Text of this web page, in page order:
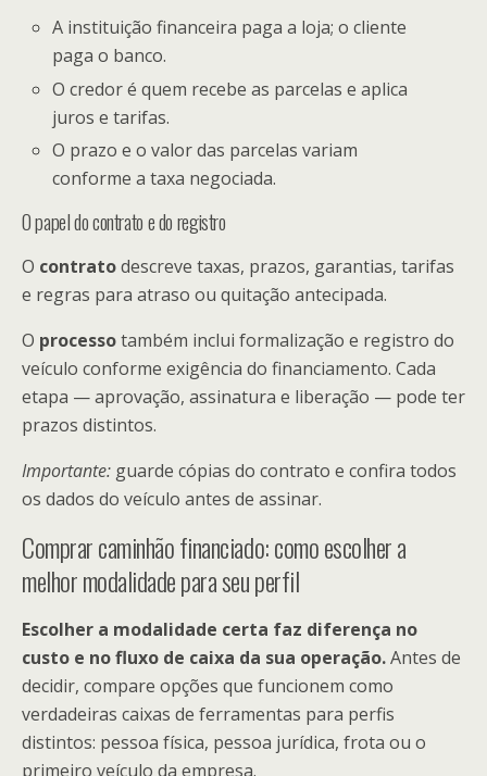
A instituição financeira paga a loja; o cliente
paga o banco.
O credor é quem recebe as parcelas e aplica
juros e tarifas.
O prazo e o valor das parcelas variam
conforme a taxa negociada.
O papel do contrato e do registro
O contratodescreve taxas, prazos, garantias, tarifas
e regras para atraso ou quitação antecipada.
O processotambém inclui formalização e registro do
veículo conforme exigência do financiamento. Cada
etapa — aprovação, assinatura e liberação — pode ter
prazos distintos.
Importante: guarde cópias do contrato e confira todos
os dados do veículo antes de assinar.
Comprar caminhão financiado: como escolher a
melhor modalidade para seu perfil
Escolher a modalidade certa faz diferença no
custo e no fluxo de caixa da sua operação.Antes de
decidir, compare opções que funcionem como
verdadeiras caixas de ferramentas para perfis
distintos: pessoa física, pessoa jurídica, frota ou o
primeiro veículo da empresa.